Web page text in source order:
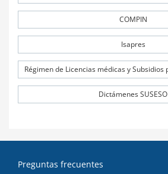
COMPIN
Isapres
Dictámenes SUSESO
Preguntas frecuentes